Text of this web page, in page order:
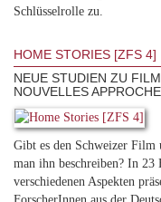
Schlüsselrolle zu.
HOME STORIES [ZFS 4]
NEUE STUDIEN ZU
NOUVELLES
Gibt es den Schweizer Film
man ihn beschreiben? In 23
verschiedenen Aspekten